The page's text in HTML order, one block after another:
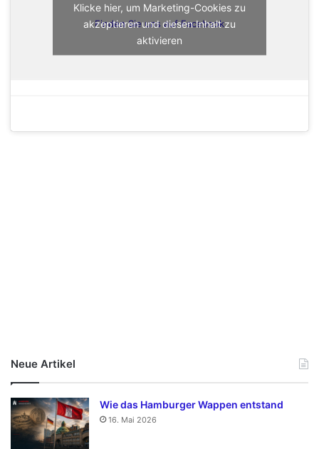
Finden Sie uns auf Facebook
Klicke hier, um Marketing-Cookies zu
akzeptieren und diesen Inhalt zu
aktivieren
Neue Artikel
Wie das Hamburger Wappen entstand
16. Mai 2026